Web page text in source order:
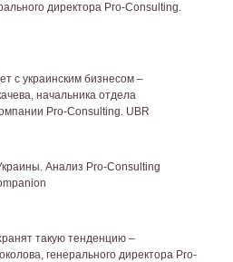
директора Pro-Consulting.
с украинским бизнесом –
начальника отдела
Pro-Consulting. UBR
Анализ Pro-Consulting
такую тенденцию –
генерального директора Pro-